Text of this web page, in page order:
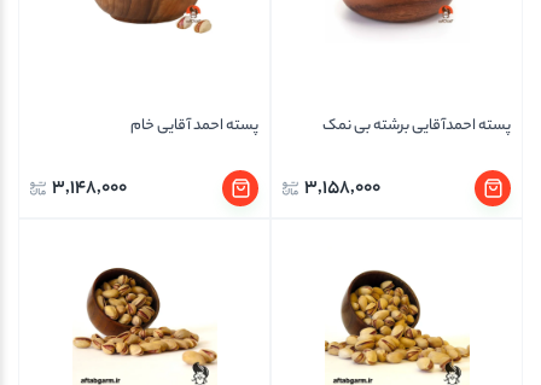
پسته احمدآقایی برشته بی نمک
3,158,000
پسته احمد آقایی خام
3,148,000